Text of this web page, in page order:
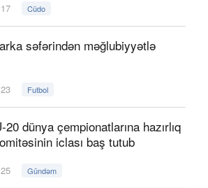
Cüdo
səfərindən məğlubiyyətlə
Futbol
dünya çempionatlarına hazırlıq
iclası baş tutub
Gündəm